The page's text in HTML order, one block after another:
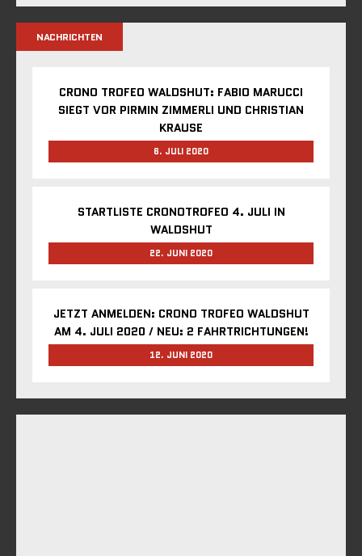
NACHRICHTEN
CRONO TROFEO WALDSHUT: FABIO MARUCCI
SIEGT VOR PIRMIN ZIMMERLI UND CHRISTIAN
KRAUSE
6. JULI 2020
STARTLISTE CRONOTROFEO 4. JULI IN
WALDSHUT
22. JUNI 2020
JETZT ANMELDEN: CRONO TROFEO WALDSHUT
AM 4. JULI 2020 / NEU: 2 FAHRTRICHTUNGEN!
12. JUNI 2020